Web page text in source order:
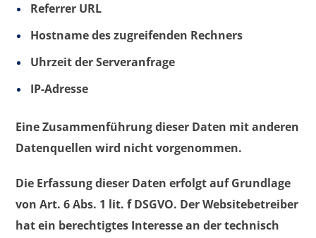
Referrer URL
Hostname des zugreifenden Rechners
Uhrzeit der Serveranfrage
IP-Adresse
Eine Zusammenführung dieser Daten mit anderen
Datenquellen wird nicht vorgenommen.
Die Erfassung dieser Daten erfolgt auf Grundlage
von Art. 6 Abs. 1 lit. f DSGVO. Der Websitebetreiber
hat ein berechtigtes Interesse an der technisch